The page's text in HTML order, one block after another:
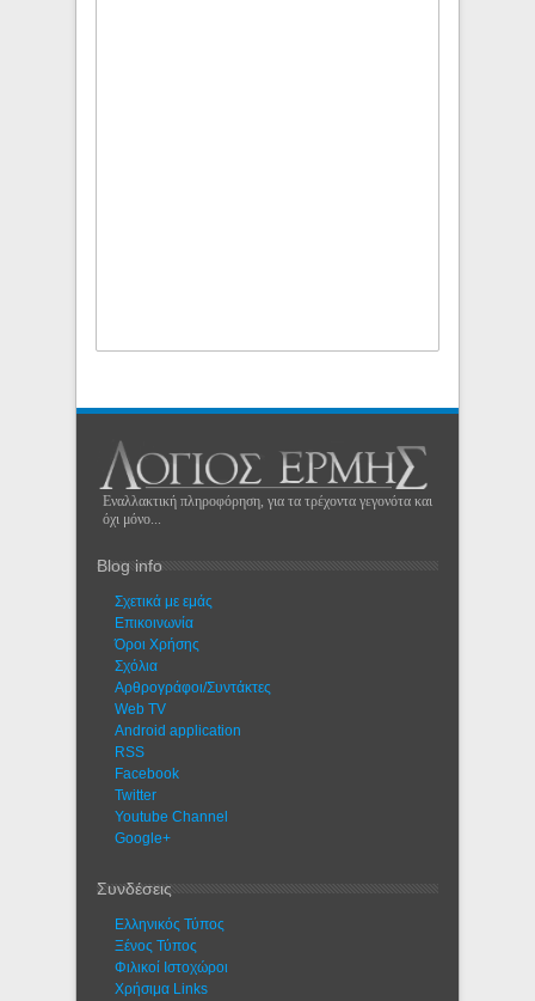
Εναλλακτική πληροφόρηση, για τα τρέχοντα γεγονότα και
όχι μόνο...
Blog info
Σχετικά με εμάς
Eπικοινωνία
Όροι Χρήσης
Σχόλια
Αρθρογράφοι/Συντάκτες
Web TV
Android application
RSS
Facebook
Twitter
Youtube Channel
Google+
Συνδέσεις
Ελληνικός Τύπος
Ξένος Τύπος
Φιλικοί Ιστοχώροι
Χρήσιμα Links